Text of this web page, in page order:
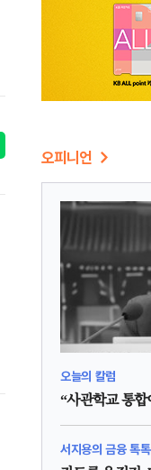
오피니언
오늘의 칼럼
“사관학교 통
서지용의 금융 톡톡